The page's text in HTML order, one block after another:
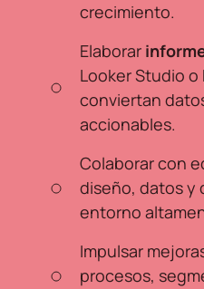
crecimiento.
Elaborar
Looker Studio o
conviertan
accionables.
Colaborar con
diseño, datos y
entorno
Impulsar
procesos,